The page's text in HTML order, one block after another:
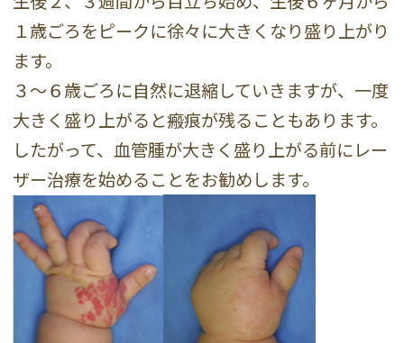
１歳ごろをピークに徐々に大きくなり盛り上がり
ます。
３〜６歳ごろに自然に退縮していきますが、一度
大きく盛り上がると瘢痕が残ることもあります。
したがって、血管腫が大きく盛り上がる前にレー
ザー治療を始めることをお勧めします。